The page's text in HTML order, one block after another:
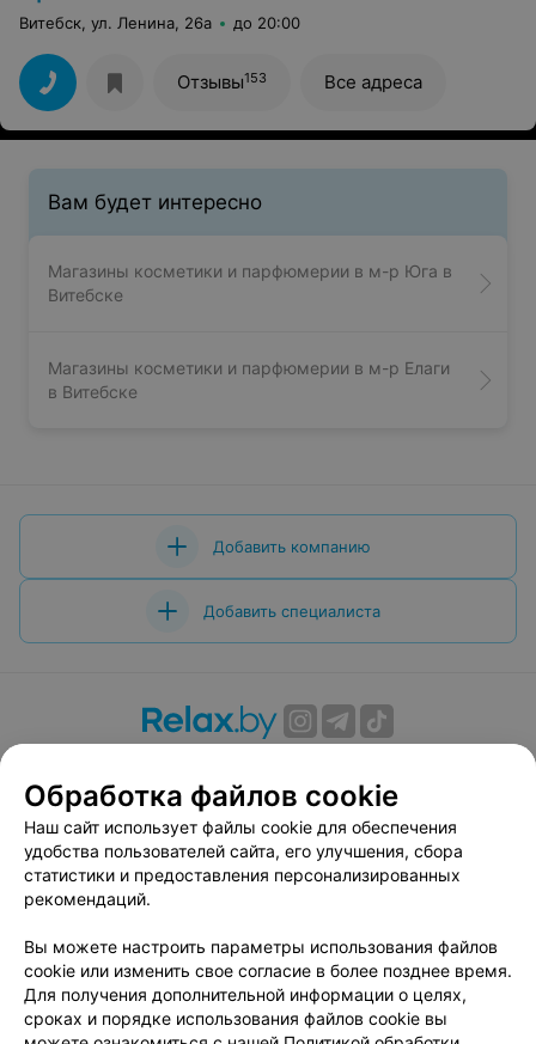
Витебск, ул. Ленина, 26а до 20:00
Отзывы153 Все адреса
Вам будет интересно
Магазины косметики и парфюмерии в м-р Юга в
Витебске
Магазины косметики и парфюмерии в м-р Елаги
в Витебске
Добавить компанию
Добавить специалиста
Вакансии
Публичный договор
Способы оплаты
Публичный договор по использованию сервиса
«Афиша»
Пользовательское соглашение
Связаться по вопросам сотрудничества
Написать руководителю relax.by
Персональные настройки cookie
Обработка файлов cookie
Наш сайт использует файлы cookie для обеспечения
удобства пользователей сайта, его улучшения, сбора
статистики и предоставления персонализированных
рекомендаций.
Вы можете настроить параметры использования файлов
cookie или изменить свое согласие в более позднее время.
Для получения дополнительной информации о целях,
сроках и порядке использования файлов cookie вы